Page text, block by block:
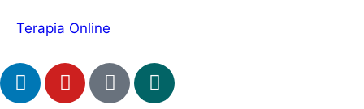
Terapia Online